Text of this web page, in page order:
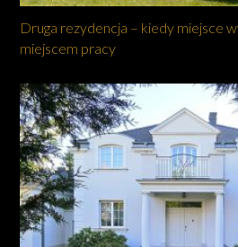
Druga rezydencja – kiedy miejsce
miejscem pracy